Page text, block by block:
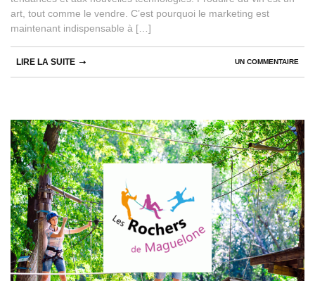
art, tout comme le vendre. C’est pourquoi le marketing est
maintenant indispensable à […]
UN COMMENTAIRE
LIRE LA SUITE